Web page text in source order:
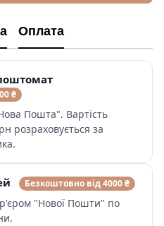
Оплата
₴
Пошта". Вартість
розраховується за
Безкоштовно від 4000 ₴
"Нової Пошти" по